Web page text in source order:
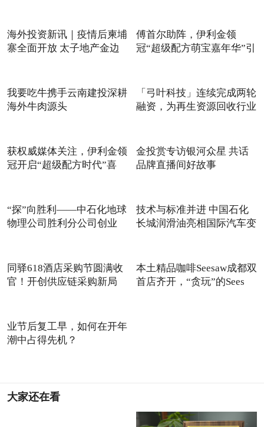
海外投资新讯｜疫情后柬埔
寨全面开放 太子地产金边
傅首尔助阵，伊利金领
冠“超级配方萌宝嘉年华”引
我要吃牛携手云南建投深耕
海外牛肉源头
「弓叶科技」连续完成两轮
融资，为再生资源回收行业
获权威媒体关注，伊利金领
冠开启“超级配方时代”喜
金投赏专访银河众星 共话
品牌直播间好故事
“探”向胜利——中石化地球
物理公司胜利分公司创业
技术与标准并进 中国石化
长城润滑油亮相国际汽车变
同驿618酒店采购节圆满收
官！开创供应链采购新局
本土精品咖啡Seesaw成都双
首店齐开，“贪玩”的Sees
业节后复工早，如何在开年
潮中占得先机？
大家还在看